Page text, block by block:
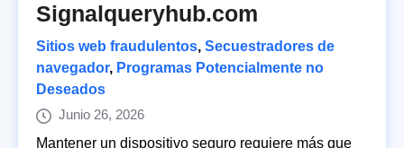
Signalqueryhub.com
Sitios web fraudulentos, Secuestradores de
navegador, Programas Potencialmente no
Deseados
Junio 26, 2026
Mantener un dispositivo seguro requiere más que